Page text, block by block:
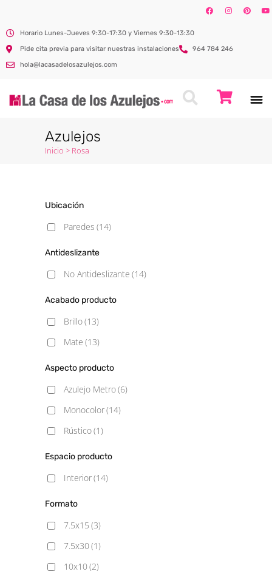
Horario Lunes-Jueves 9:30-17:30 y Viernes 9:30-13:30
Pide cita previa para visitar nuestras instalaciones
964 784 246
hola@lacasadelosazulejos.com
Azulejos
Inicio > Rosa
Ubicación
Paredes (14)
Antideslizante
No Antideslizante (14)
Acabado producto
Brillo(13)
Mate (13)
Aspecto producto
Azulejo Metro(6)
Monocolor(14)
Rústico(1)
Espacio producto
Interior(14)
Formato
7.5x15 (3)
7.5x30 (1)
10x10 (2)